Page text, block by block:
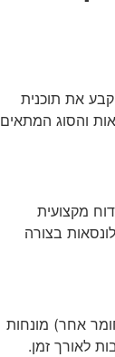
את תוכנית
והסוג המתאים
מקצועית
בצורה
אחר) מונחות
לאורך זמן.